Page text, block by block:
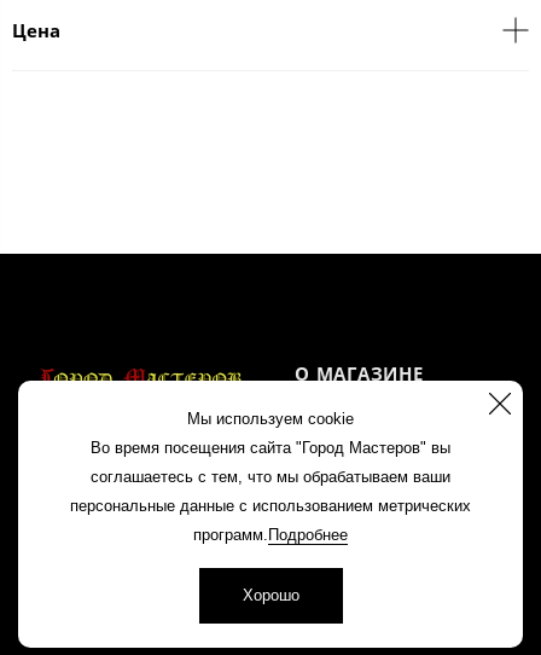
Цена
Мы используем cookie
Во время посещения сайта "Город Мастеров" вы
соглашаетесь с тем, что мы обрабатываем ваши
персональные данные с использованием метрических
программ. Подробнее
Хорошо
+7 960 163 81 88
8 (83145) 2 11 85
О МАГАЗИНЕ
Акции
Контакты
Политика
конфиденциальности